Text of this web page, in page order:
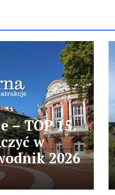
– TOP 15.
w
2026